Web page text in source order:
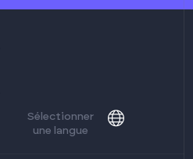
Sélectionner
une langue